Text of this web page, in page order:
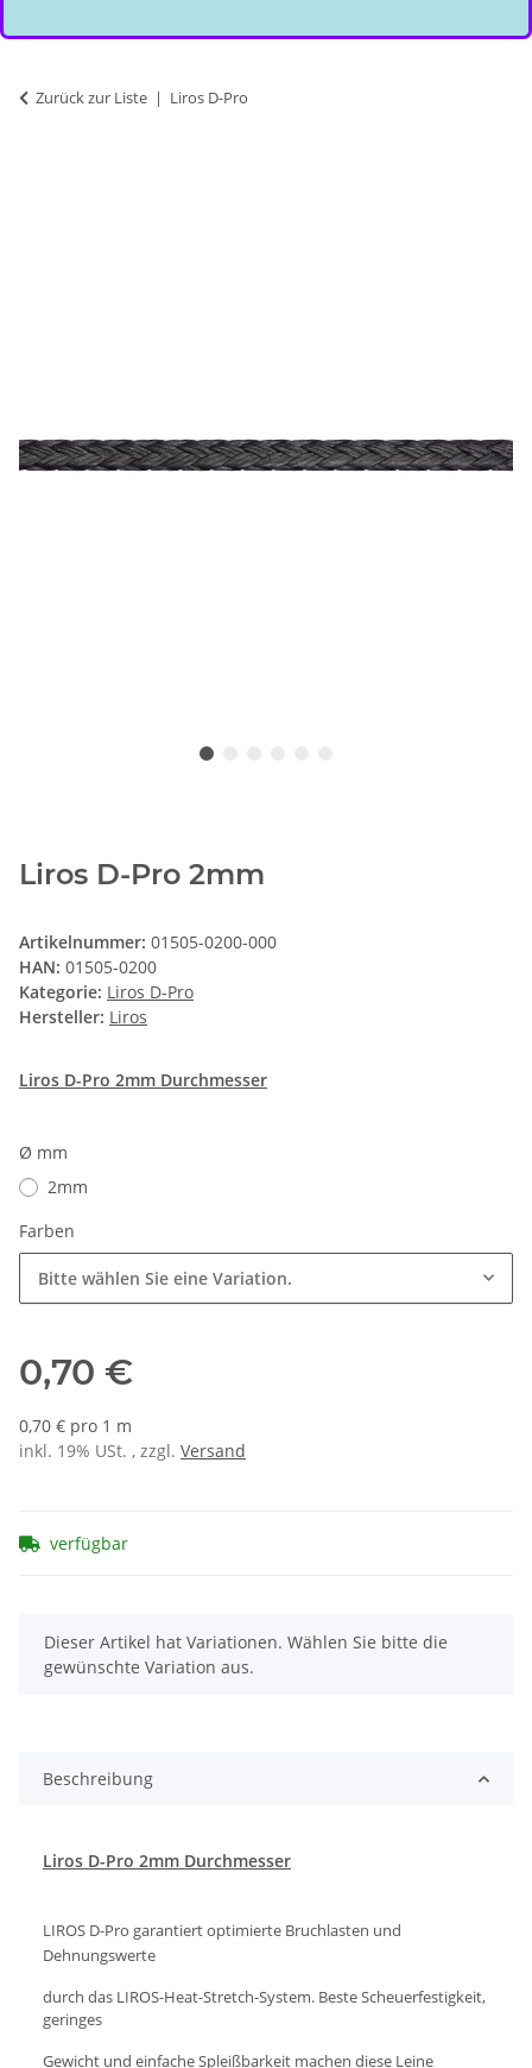
Zurück zur Liste Liros D-Pro
Liros D-Pro 2mm
Artikelnummer: 01505-0200-000
HAN: 01505-0200
Kategorie: Liros D-Pro
Hersteller: Liros
Liros D-Pro 2mm Durchmesser
Ø mm
2mm
Farben
Bitte wählen Sie eine Variation.
0,70 €
0,70 € pro 1 m
inkl. 19% USt. , zzgl. Versand
verfügbar
x
Dieser Artikel hat Variationen. Wählen Sie bitte die
gewünschte Variation aus.
Beschreibung
Liros D-Pro 2mm Durchmesser
LIROS D-Pro garantiert optimierte Bruchlasten und
Dehnungswerte
durch das LIROS-Heat-Stretch-System. Beste Scheuerfestigkeit,
geringes
Gewicht und einfache Spleißbarkeit machen diese Leine